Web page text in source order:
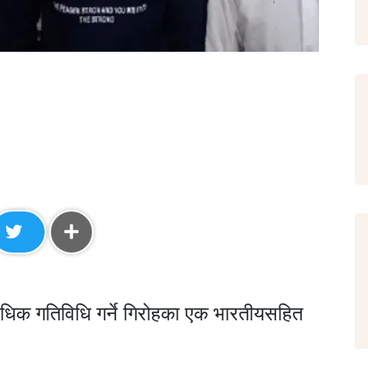
गतिविधि गर्ने गिरोहका एक भारतीयसहित